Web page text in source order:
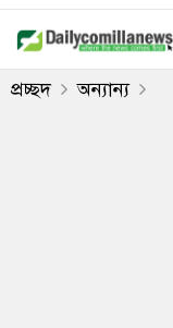
প্রচ্ছদ অন্যান্য